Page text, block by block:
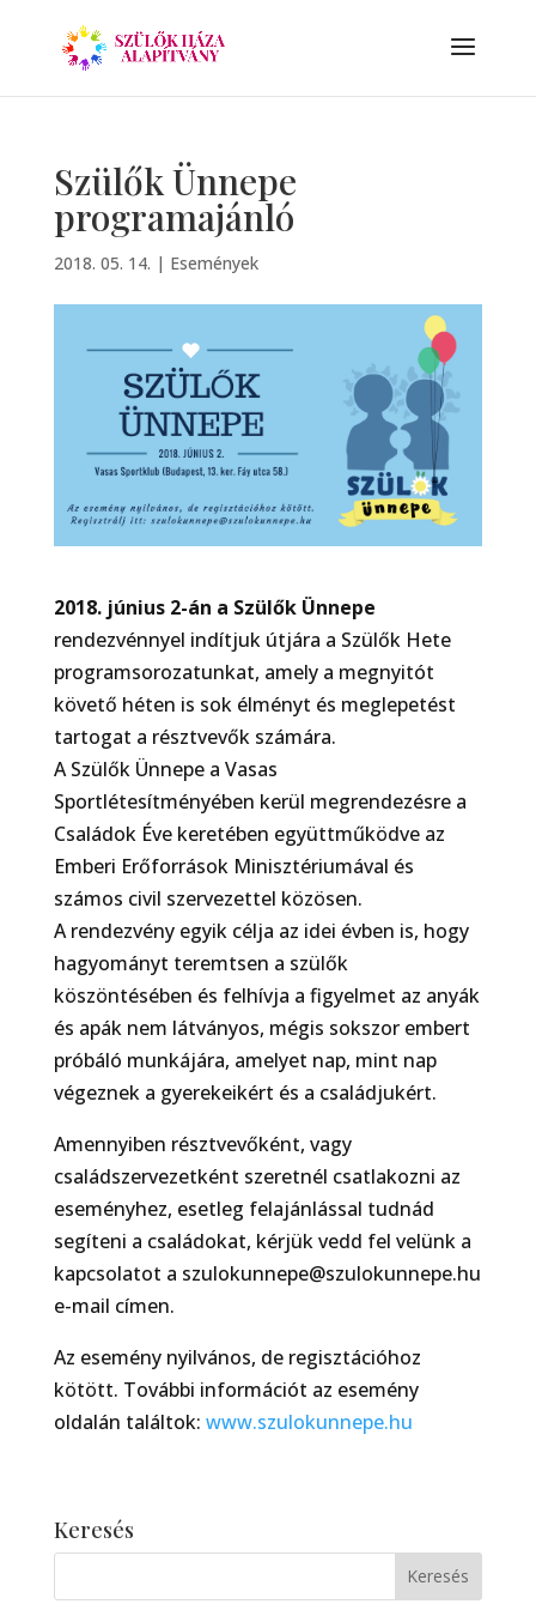
Szülők Ünnepe
programajánló
2018. 05. 14. | Események
2018. június 2-án a Szülők Ünnepe
rendezvénnyel indítjuk útjára a Szülők Hete
programsorozatunkat, amely a megnyitót
követő héten is sok élményt és meglepetést
tartogat a résztvevők számára.
A Szülők Ünnepe a Vasas
Sportlétesítményében kerül megrendezésre a
Családok Éve keretében együttműködve az
Emberi Erőforrások Minisztériumával és
számos civil szervezettel közösen.
A rendezvény egyik célja az idei évben is, hogy
hagyományt teremtsen a szülők
köszöntésében és felhívja a figyelmet az anyák
és apák nem látványos, mégis sokszor embert
próbáló munkájára, amelyet nap, mint nap
végeznek a gyerekeikért és a családjukért.
Amennyiben résztvevőként, vagy
családszervezetként szeretnél csatlakozni az
eseményhez, esetleg felajánlással tudnád
segíteni a családokat, kérjük vedd fel velünk a
kapcsolatot a szulokunnepe@szulokunnepe.hu
e-mail címen.
Az esemény nyilvános, de regisztációhoz
kötött. További információt az esemény
oldalán találtok: www.szulokunnepe.hu
Keresés